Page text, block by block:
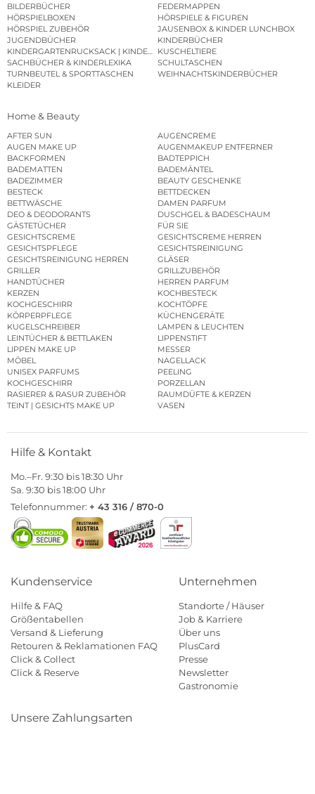
BILDERBÜCHER
FEDERMAPPEN
HÖRSPIELBOXEN
HÖRSPIELE & FIGUREN
HÖRSPIEL ZUBEHÖR
JAUSENBOX & KINDER LUNCHBOX
JUGENDBÜCHER
KINDERBÜCHER
KINDERGARTENRUCKSACK | KINDERGARTENBEUTEL
KUSCHELTIERE
SACHBÜCHER & KINDERLEXIKA
SCHULTASCHEN
TURNBEUTEL & SPORTTASCHEN
WEIHNACHTSKINDERBÜCHER
KLEIDER
Home & Beauty
AFTER SUN
AUGENCREME
AUGEN MAKE UP
AUGENMAKEUP ENTFERNER
BACKFORMEN
BADTEPPICH
BADEMATTEN
BADEMÄNTEL
BADEZIMMER
BEAUTY GESCHENKE
BESTECK
BETTDECKEN
BETTWÄSCHE
DAMEN PARFUM
DEO & DEODORANTS
DUSCHGEL & BADESCHAUM
GÄSTETÜCHER
FÜR SIE
GESICHTSCREME
GESICHTSCREME HERREN
GESICHTSPFLEGE
GESICHTSREINIGUNG
GESICHTSREINIGUNG HERREN
GLÄSER
GRILLER
GRILLZUBEHÖR
HANDTÜCHER
HERREN PARFUM
KERZEN
KOCHBESTECK
KOCHGESCHIRR
KOCHTÖPFE
KÖRPERPFLEGE
KÜCHENGERÄTE
KUGELSCHREIBER
LAMPEN & LEUCHTEN
LEINTÜCHER & BETTLAKEN
LIPPENSTIFT
LIPPEN MAKE UP
MESSER
MÖBEL
NAGELLACK
UNISEX PARFUMS
PEELING
KOCHGESCHIRR
PORZELLAN
RASIERER & RASUR ZUBEHÖR
RAUMDÜFTE & KERZEN
TEINT | GESICHTS MAKE UP
VASEN
Hilfe & Kontakt
Mo.–Fr. 9:30 bis 18:30 Uhr
Sa. 9:30 bis 18:00 Uhr
Telefonnummer: + 43 316 / 870-0
Kundenservice
Hilfe & FAQ
Größentabellen
Versand & Lieferung
Retouren & Reklamationen FAQ
Click & Collect
Click & Reserve
Unternehmen
Standorte / Häuser
Job & Karriere
Über uns
PlusCard
Presse
Newsletter
Gastronomie
Unsere Zahlungsarten